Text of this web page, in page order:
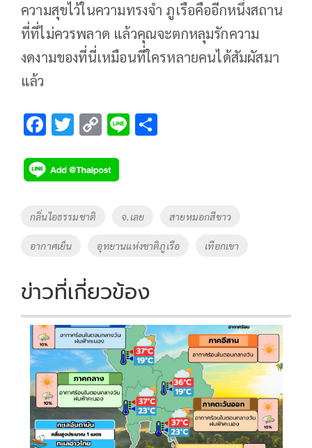
ความสุขไว้ในความทรงจำ ภูเรือคืออีกหนึ่งสถาน
ที่ที่ไม่ควรพลาด แล้วคุณจะตกหลุมรักความ
งดงามของที่นี่เหมือนที่ใครหลายคนได้สัมผัสมา
แล้ว
F
e
b
o
o
k
T
tt
er
C
p
y
k
Li
Tags
กลิ่นไอธรรมชาติ จ.เลย สายหมอกสีขาว
อากาศเย็น อุทยานแห่งชาติภูเรือ เทือกเขา
ข่าวที่เกี่ยวข้อง